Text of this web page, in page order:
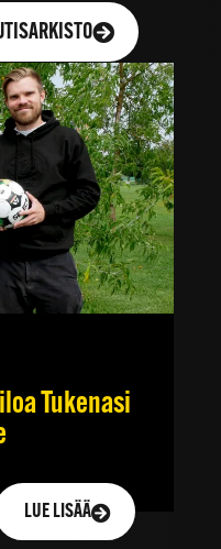
Tukenasi
LUE LISÄÄ